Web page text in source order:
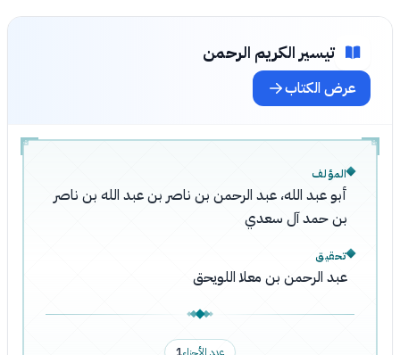
تيسير الكريم الرحمن
عرض الكتاب
المؤلف
أبو عبد الله، عبد الرحمن بن ناصر بن عبد الله بن ناصر
بن حمد آل سعدي
تحقيق
عبد الرحمن بن معلا اللويحق